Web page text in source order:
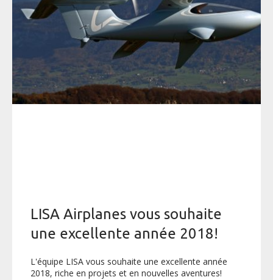
LISA Airplanes vous souhaite
une excellente année 2018!
L'équipe LISA vous souhaite une excellente année
2018, riche en projets et en nouvelles aventures!